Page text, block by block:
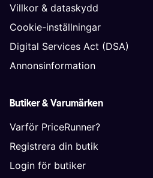
Villkor & dataskydd
Cookie-inställningar
Digital Services Act (DSA)
Annonsinformation
Butiker & Varumärken
Varför PriceRunner?
Registrera din butik
Login för butiker